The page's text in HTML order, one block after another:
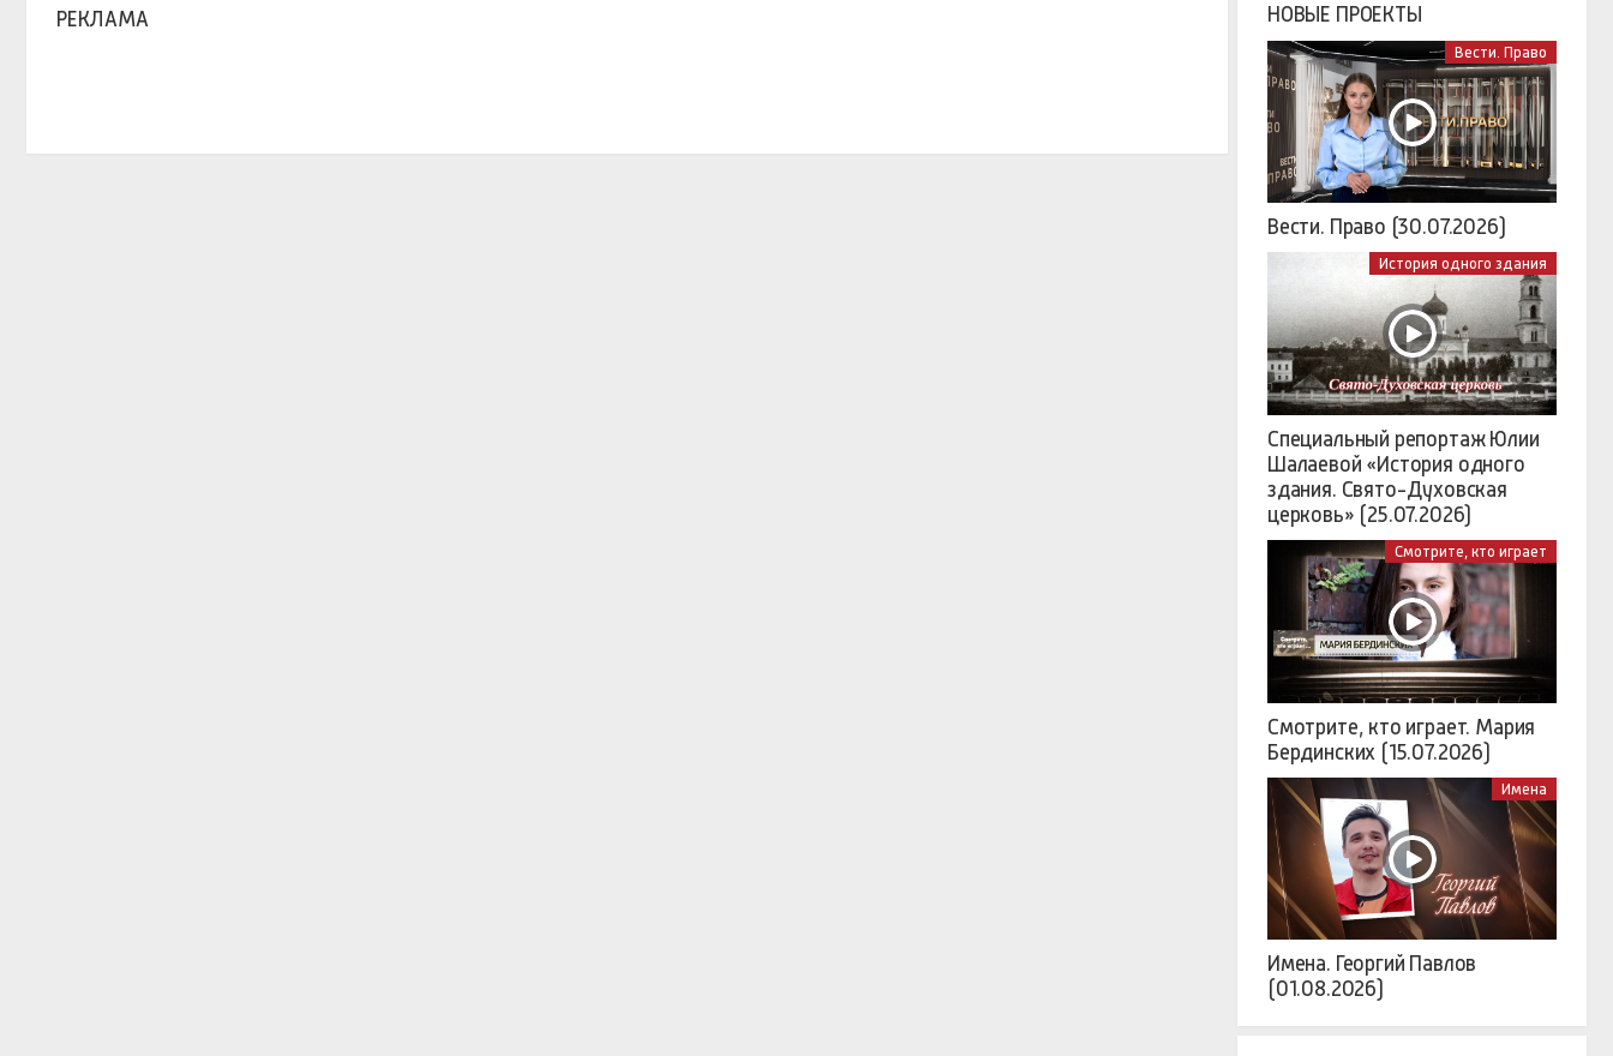
РЕКЛАМА НОВЫЕ ПРОЕКТЫ
Вести. Право
Вести. Право (30.07.2026)
История одного здания
Специальный репортаж Юлии
Шалаевой «История одного
здания. Свято-Духовская
церковь» (25.07.2026)
Смотрите, кто играет
Смотрите, кто играет. Мария
Бердинских (15.07.2026)
Имена
Имена. Георгий Павлов
(01.08.2026)